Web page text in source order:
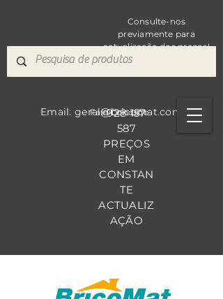
Consulte-nos
previamente para
actualização dos preços!
928 157
587
PREÇOS
EM
CONSTAN
TE
ACTUALIZ
AÇÃO
Fale Conosco
Email: geral@bricomat.com